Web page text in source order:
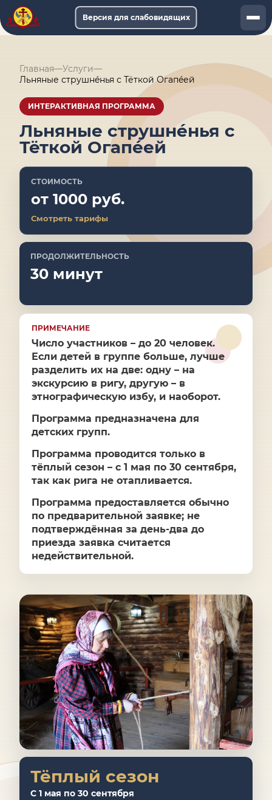
Услуги
Афиша
Музей-онлайн
Обращения
Версия для слабовидящих
Главная—Услуги—
Льняные струшнéнья с Тёткой Огапéей
ИНТЕРАКТИВНАЯ ПРОГРАММА
Льняные струшнéнья с
Тёткой Огапéей
СТОИМОСТЬ
от 1000 руб.
Смотреть тарифы
ПРОДОЛЖИТЕЛЬНОСТЬ
30 минут
ПРИМЕЧАНИЕ
Число участников – до 20 человек.
Если детей в группе больше, лучше
разделить их на две: одну – на
экскурсию в ригу, другую – в
этнографическую избу, и наоборот.
Программа предназначена для
детских групп.
Программа проводится только в
тёплый сезон – с 1 мая по 30 сентября,
так как рига не отапливается.
Программа предоставляется обычно
по предварительной заявке; не
подтверждённая за день-два до
приезда заявка считается
недействительной.
Тёплый сезон
С 1 мая по 30 сентября